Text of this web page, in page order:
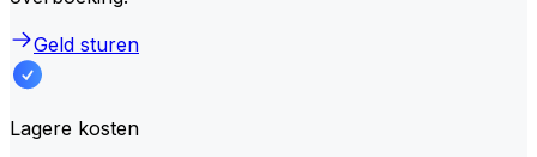
Geld sturen
Lagere kosten